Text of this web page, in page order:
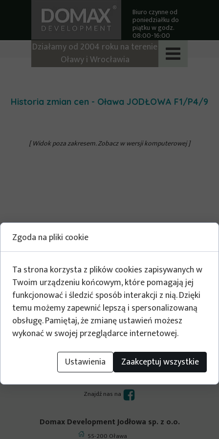
Biuro czynne od
poniedziałku do
piątku w godz.
08:00-16:00
Działamy od 2004 roku na terenie
Oławy i Wrocławia
Historia zmian cen - Oława JODŁOWA F1/P4/9
[ Widok poza zakresem. Zobacz w wersji komputerowej ]
Budujemy dla Ciebie
Znajdź nas na
Domax Development Jodłowa sp. z o.o.
55-200 Oława
Zgoda na pliki cookie
Ta strona korzysta z plików cookies zapisywanych w
Twoim urządzeniu końcowym, które pomagają jej
funkcjonować i śledzić sposób interakcji z nią. Dzięki
temu możemy zapewnić lepszą i spersonalizowaną
obsługę. Pamiętaj, że zmianę ustawień możesz
wykonać w swojej przeglądarce internetowej.
Ustawienia
Zaakceptuj wszystkie